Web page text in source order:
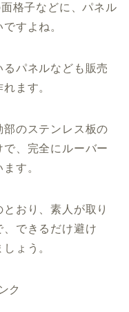
格子などに、パネル
すよね。
パネルなども販売
ます。
のステンレス板の
、完全にルーバー
す。
おり、素人が取り
できるだけ避け
ょう。
ク